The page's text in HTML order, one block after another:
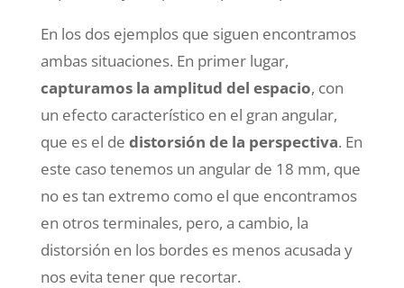
En los dos ejemplos que siguen encontramos
ambas situaciones. En primer lugar,
capturamos la amplitud del espacio, con
un efecto característico en el gran angular,
que es el de distorsión de la perspectiva. En
este caso tenemos un angular de 18 mm, que
no es tan extremo como el que encontramos
en otros terminales, pero, a cambio, la
distorsión en los bordes es menos acusada y
nos evita tener que recortar.